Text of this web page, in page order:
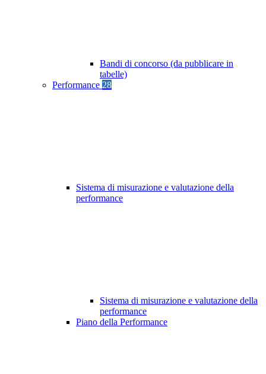
Bandi di concorso (da pubblicare in
tabelle)
Performance 28
Sistema di misurazione e valutazione della
performance
Sistema di misurazione e valutazione della
performance
Piano della Performance